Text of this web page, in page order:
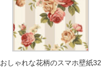
おしゃれな花柄のスマホ壁紙32